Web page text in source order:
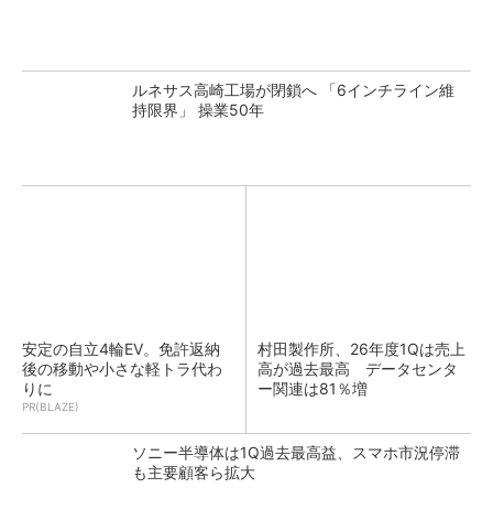
ルネサス高崎工場が閉鎖へ 「6インチライン維
持限界」 操業50年
安定の自立4輪EV。免許返納
後の移動や小さな軽トラ代わ
りに
PR(BLAZE)
村田製作所、26年度1Qは売上
高が過去最高 データセンタ
ー関連は81％増
ソニー半導体は1Q過去最高益、スマホ市況停滞
も主要顧客ら拡大